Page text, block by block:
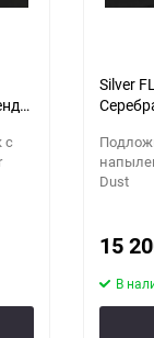
с
Silver
Dust
15
В